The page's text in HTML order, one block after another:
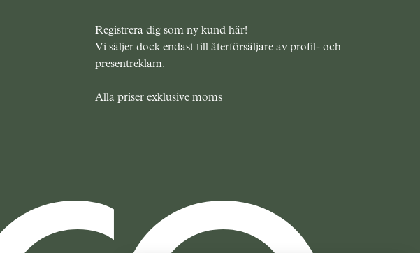
Registrera dig som ny kund här!
Vi säljer dock endast till återförsäljare av profil- och
presentreklam.
Alla priser exklusive moms